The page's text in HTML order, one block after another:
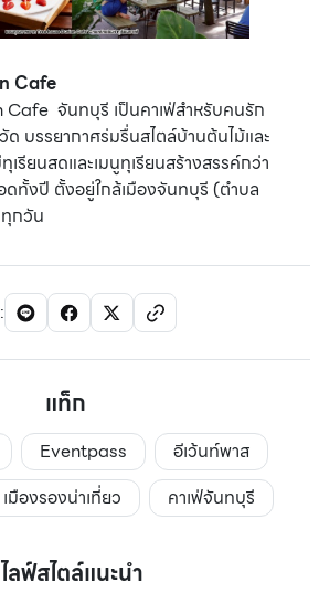
Cafe
จันทบุรี เป็นคาเฟ่สำหรับคนรัก
ด บรรยากาศร่มรื่นสไตล์บ้านต้นไม้และ
รียนสดและเมนูทุเรียนสร้างสรรค์กว่า
ดทั้งปี ตั้งอยู่ใกล้เมืองจันทบุรี (ตำบล
กวัน
แท็ก
Eventpass
อีเว้นท์พาส
เมืองรองน่าเที่ยว คาเฟ่จันทบุรี
ไลฟ์สไตล์แนะนำ